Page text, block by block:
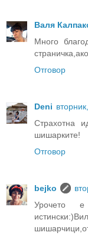
Валя
Много
Отговор
Deni
Страхотна
шишарките!
Отговор
bejko
Урочето